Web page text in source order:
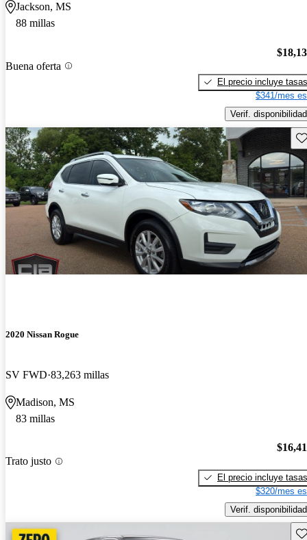
Jackson, MS
88 millas
Buena oferta
El precio incluye tasas
$341/mes
Verif. disponibilidad
2020 Nissan Rogue
SV FWD 83,263 millas
Madison, MS
83 millas
Trato justo
El precio incluye tasas
$320/mes
Verif. disponibilidad